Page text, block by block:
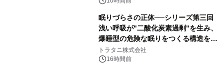
眠りづらさの正体──シリーズ第三回
浅い呼吸が"二酸化炭素過剰"を生み、
爆睡型の危険な眠りをつくる構造を解
説
トラタニ株式会社
16時間前